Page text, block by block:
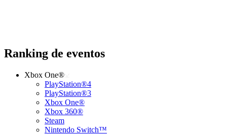
Ranking de eventos
Xbox One®
PlayStation®4
PlayStation®3
Xbox One®
Xbox 360®
Steam
Nintendo Switch™